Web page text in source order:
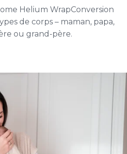
Helium WrapConversion
de corps – maman, papa,
ou grand-père.